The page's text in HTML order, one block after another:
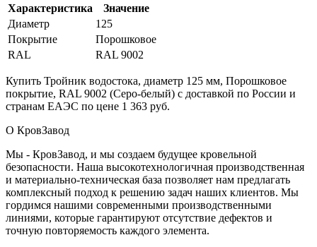
Характеристика
Значение
Диаметр
125
Покрытие
Порошковое
RAL
RAL 9002
Купить Тройник водостока, диаметр 125 мм, Порошковое
покрытие, RAL 9002 (Серо-белый) с доставкой по России и
странам ЕАЭС по цене 1 363 руб.
О КровЗавод
Мы - КровЗавод, и мы создаем будущее кровельной
безопасности. Наша высокотехнологичная производственная
и материально-техническая база позволяет нам предлагать
комплексный подход к решению задач наших клиентов. Мы
гордимся нашими современными производственными
линиями, которые гарантируют отсутствие дефектов и
точную повторяемость каждого элемента.